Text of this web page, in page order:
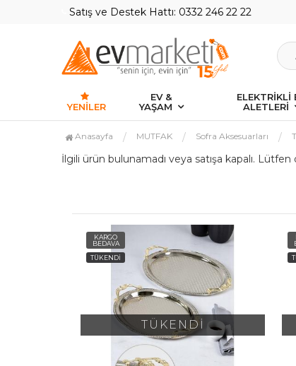
Satış ve Destek Hattı: 0332 246 22 22
YENILER
EV &
YAŞAM
ELEKTRİKLİ
ALETLERİ
Anasayfa MUTFAK Sofra Aksesuarları
İlgili ürün bulunamadı veya satışa kapalı.
KARGO
BEDAVA
TÜKENDİ
TÜKENDİ